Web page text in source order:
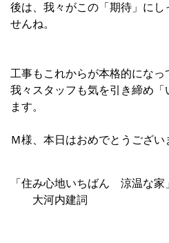
後は、我々がこの「期待」にし
せんね。
工事もこれからが本格的になっ
我々スタッフも気を引き締め「
ます。
Ｍ様、本日はおめでとうござい
「住み心地いちばん 涼温な家
大河内建詞